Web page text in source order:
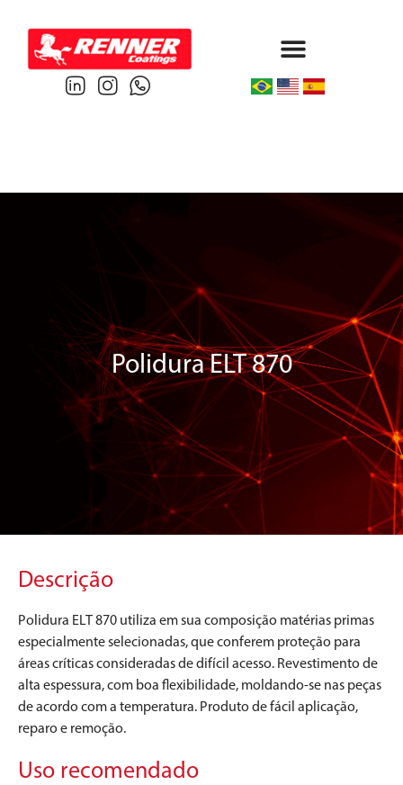
Polidura ELT 870
Descrição
Polidura ELT 870 utiliza em sua composição matérias primas
especialmente selecionadas, que conferem proteção para
áreas críticas consideradas de difícil acesso. Revestimento de
alta espessura, com boa flexibilidade, moldando-se nas peças
de acordo com a temperatura. Produto de fácil aplicação,
reparo e remoção.
Uso recomendado